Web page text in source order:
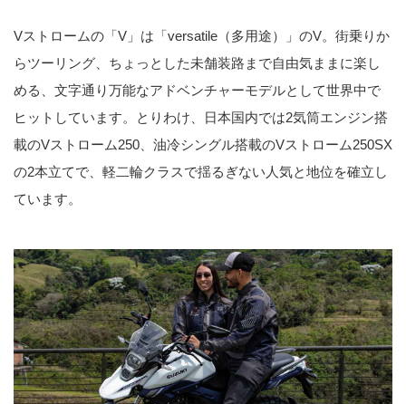
Vストロームの「V」は「versatile（多用途）」のV。街乗りか
らツーリング、ちょっとした未舗装路まで自由気ままに楽し
める、文字通り万能なアドベンチャーモデルとして世界中で
ヒットしています。とりわけ、日本国内では2気筒エンジン搭
載のVストローム250、油冷シングル搭載のVストローム250SX
の2本立てで、軽二輪クラスで揺るぎない人気と地位を確立し
ています。